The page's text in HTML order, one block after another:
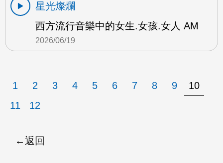
星光燦爛
西方流行音樂中的女生.女孩.女人 AM
2026/06/19
1 2 3 4 5 6 7 8 9
10
11
12
返回